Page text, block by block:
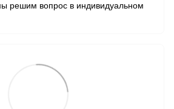
решим вопрос в индивидуальном